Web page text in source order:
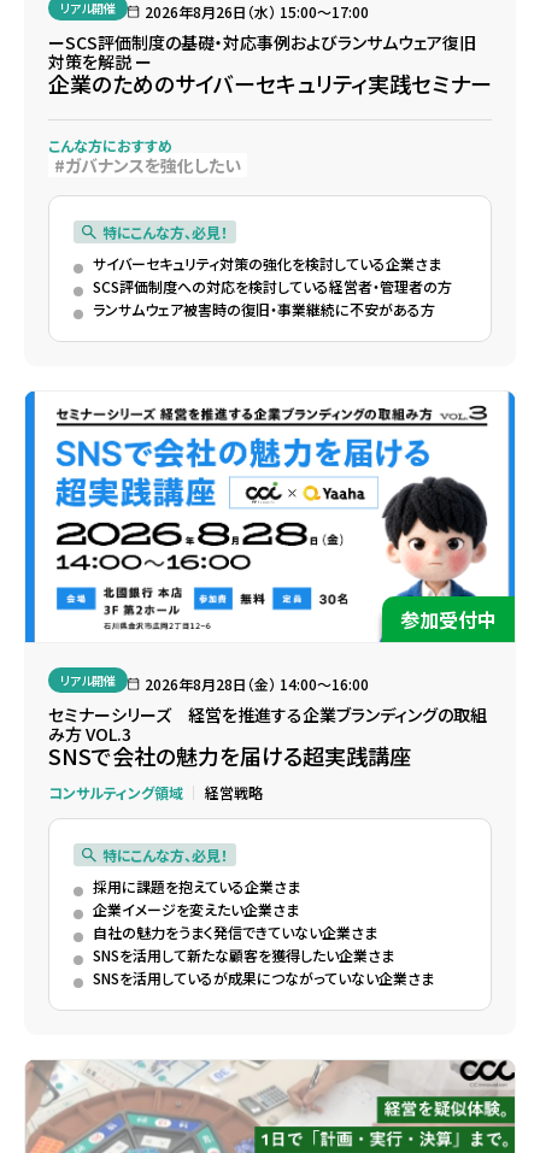
リアル開催 2026年8月26日（水） 15:00〜17:00
ーSCS評価制度の基礎・対応事例およびランサムウェア復旧
対策を解説 ー
企業のためのサイバーセキュリティ実践セミナー
こんな方におすすめ
ガバナンスを強化したい
特にこんな方、必見！
サイバーセキュリティ対策の強化を検討している企業さま
SCS評価制度への対応を検討している経営者・管理者の方
ランサムウェア被害時の復旧・事業継続に不安がある方
参加受付中
リアル開催 2026年8月28日（金） 14:00〜16:00
セミナーシリーズ 経営を推進する企業ブランディングの取組
み方 VOL.3
SNSで会社の魅力を届ける超実践講座
コンサルティング領域 経営戦略
特にこんな方、必見！
採用に課題を抱えている企業さま
企業イメージを変えたい企業さま
自社の魅力をうまく発信できていない企業さま
SNSを活用して新たな顧客を獲得したい企業さま
SNSを活用しているが成果につながっていない企業さま